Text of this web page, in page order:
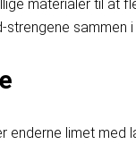
materialer til at
strengene sammen
enderne limet med